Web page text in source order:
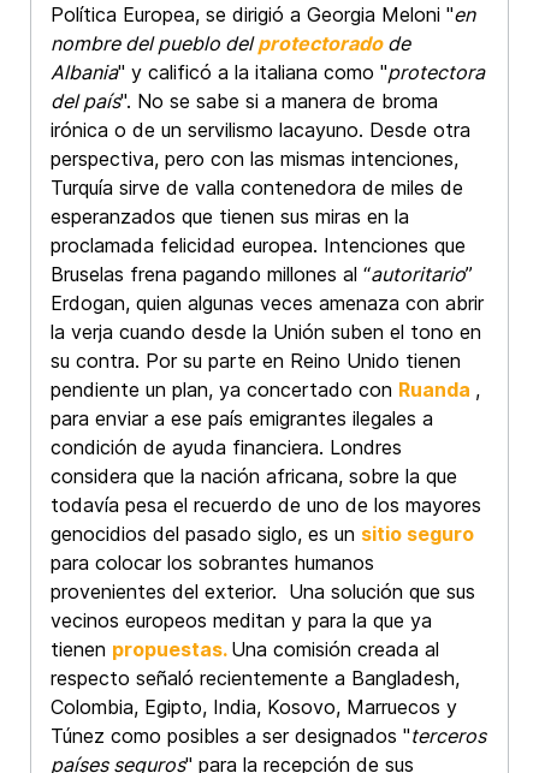
Política Europea, se dirigió a Georgia Meloni "en
nombre del pueblo delprotectorado de
Albania" y calificó a la italiana como "protectora
del país". No se sabe si a manera de broma
irónica o de un servilismo lacayuno. Desde otra
perspectiva, pero con las mismas intenciones,
Turquía sirve de valla contenedora de miles de
esperanzados que tienen sus miras en la
proclamada felicidad europea. Intenciones que
Bruselas frena pagando millones al “autoritario”
Erdogan, quien algunas veces amenaza con abrir
la verja cuando desde la Unión suben el tono en
su contra. Por su parte en Reino Unido tienen
pendiente un plan, ya concertado con Ruanda ,
para enviar a ese país emigrantes ilegales a
condición de ayuda financiera. Londres
considera que la nación africana, sobre la que
todavía pesa el recuerdo de uno de los mayores
genocidios del pasado siglo, es un sitio seguro
para colocar los sobrantes humanos
provenientes del exterior. Una solución que sus
vecinos europeos meditan y para la que ya
tienen propuestas. Una comisión creada al
respecto señaló recientemente a Bangladesh,
Colombia, Egipto, India, Kosovo, Marruecos y
Túnez como posibles a ser designados "terceros
países seguros" para la recepción de sus